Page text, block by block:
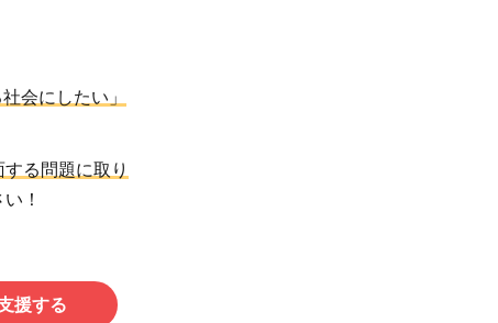
会にしたい」
る問題に取り
！
援する